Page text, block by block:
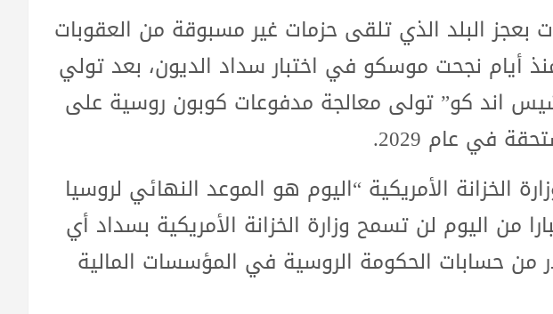
البلد الذي تلقى حزمات غير مسبوقة من العقوبات
أيام نجحت موسكو في اختبار سداد الديون، بعد تولي
اند كو” تولى معالجة مدفوعات كوبون روسية على
في عام 2029.
الخزانة الأمريكية “اليوم هو الموعد النهائي لروسيا
من اليوم لن تسمح وزارة الخزانة الأمريكية بسداد أي
من حسابات الحكومة الروسية في المؤسسات المالية